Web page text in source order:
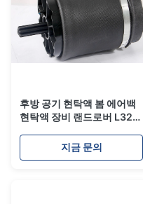
후방 공기 현탁액 봄 에어백
현탁액 장비 랜드로버 L322
지금 문의